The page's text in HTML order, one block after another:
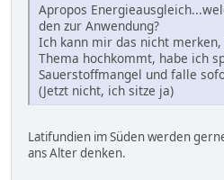
Apropos
den zur Anwendung?
Ich kann mir das nicht
Thema hochkommt, habe ich
Sauerstoffmangel und falle
(Jetzt nicht, ich sitze ja)
Latifundien im Süden werden
ans Alter denken.